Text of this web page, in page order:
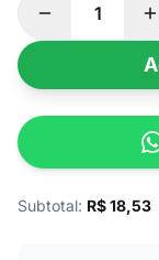
Subtotal: R$18,53